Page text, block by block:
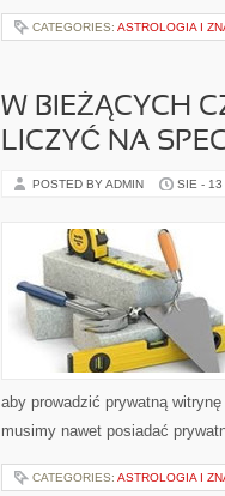
CATEGORIES: ASTROLOGIA I
W BIEŻĄCYCH
LICZYĆ NA
POSTED BY ADMIN SIE - 13
aby prowadzić prywatną
musimy nawet posiadać
CATEGORIES: ASTROLOGIA I